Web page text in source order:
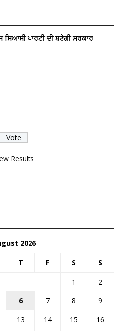
ਸਿਆਸੀ ਪਾਰਟੀ ਦੀ ਬਣੇਗੀ ਸਰਕਾਰ
Results
2026
T F S S
1
2
6 7 8
9
13 14 15
16